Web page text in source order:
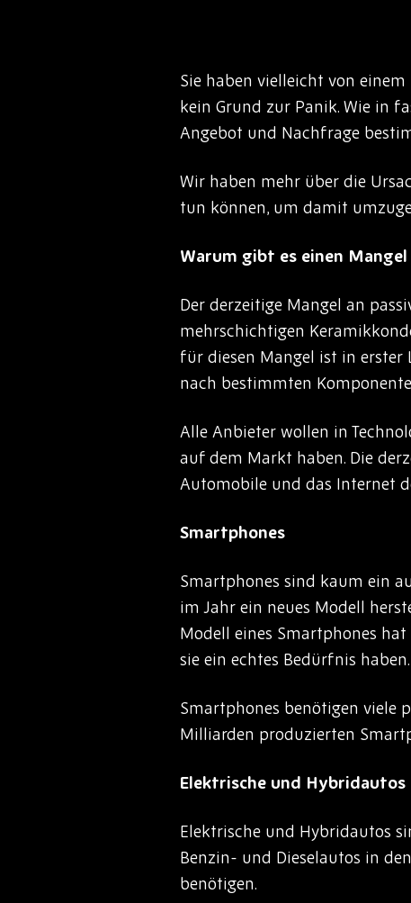
Sie haben vielleicht von
kein Grund zur Panik. Wie in
Angebot und Nachfrage
Wir haben mehr über die
tun können, um damit
Warum gibt es einen
Der derzeitige Mangel an
mehrschichtigen
für diesen Mangel ist in erster
nach bestimmten
Alle Anbieter wollen in
auf dem Markt haben. Die
Automobile und das Internet
Smartphones
Smartphones sind kaum ein
im Jahr ein neues Modell
Modell eines Smartphones
sie ein echtes Bedürfnis haben.
Smartphones benötigen viele
Milliarden produzierten
Elektrische und Hybridautos
Elektrische und Hybridautos
Benzin- und Dieselautos in
benötigen.